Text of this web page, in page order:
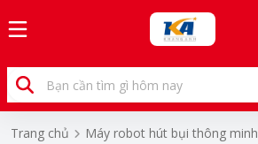
Trang chủ Máy robot hút bụi thông minh